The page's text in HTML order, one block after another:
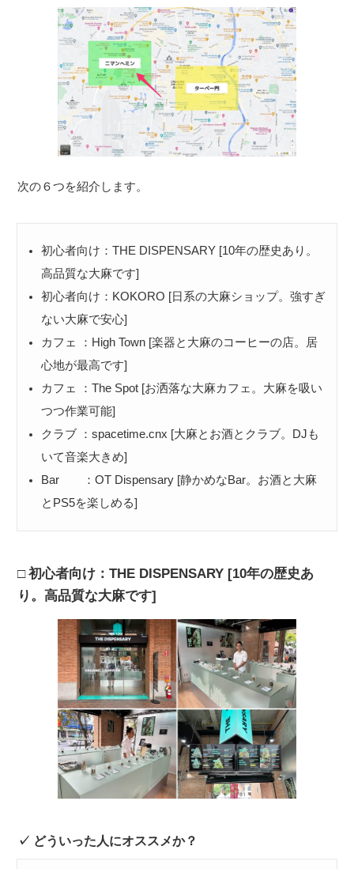
次の６つを紹介します。
初心者向け：THE DISPENSARY [10年の歴史あり。
高品質な大麻です]
初心者向け：KOKORO [日系の大麻ショップ。強すぎ
ない大麻で安心]
カフェ ：High Town [楽器と大麻のコーヒーの店。居
心地が最高です]
カフェ ：The Spot [お洒落な大麻カフェ。大麻を吸い
つつ作業可能]
クラブ ：spacetime.cnx [大麻とお酒とクラブ。DJも
いて音楽大きめ]
Bar ：OT Dispensary [静かめなBar。お酒と大麻
とPS5を楽しめる]
初心者向け：THE DISPENSARY [10年の歴史あ
り。高品質な大麻です]
どういった人にオススメか？